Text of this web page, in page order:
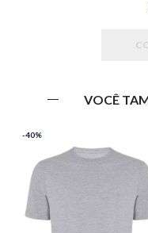
VOCÊ
-40%